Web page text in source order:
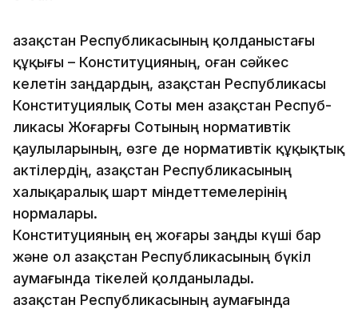
Қ
азақстан Республикасының қолданыстағы
құқығы – Конституцияның, оған сәйкес
келетін заңдардың, Қазақстан Республикасы
Конституциялық Соты мен Қазақстан Респуб­
ликасы Жоғарғы Сотының нормативтік
қаулыларының, өзге де нормативтік құқықтық
актілердің, Қазақстан Респуб­ли­касының
халықаралық шарт міндеттемелерінің
нормалары.
Конституцияның ең жоғары заңды күші бар
және ол Қазақстан Республикасының бүкіл
аумағында тікелей қолданылады.
Қазақстан Республикасының аумағында